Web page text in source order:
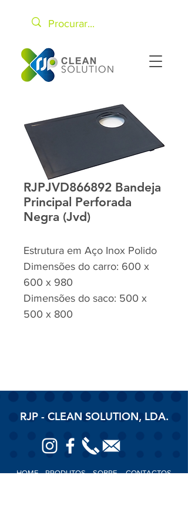
RJPJVD866892 Bandeja
Principal Perforada
Negra (Jvd)
Estrutura em Aço Inox Polido
Dimensões do carro: 600 x
600 x 980
Dimensões do saco: 500 x
500 x 800
RJP - CLEAN SOLUTION, LDA.
HOMEPRODUTOSSOBRE CONTACTOS